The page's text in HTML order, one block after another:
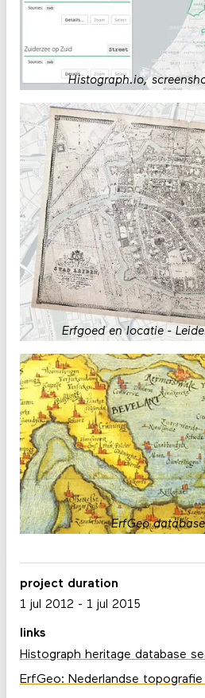
Histograph.io,
Erfgoed en locatie -
ErfGeo database
project duration
1 jul 2012 - 1 jul 2015
links
Histograph heritage database
ErfGeo: Nederlandse